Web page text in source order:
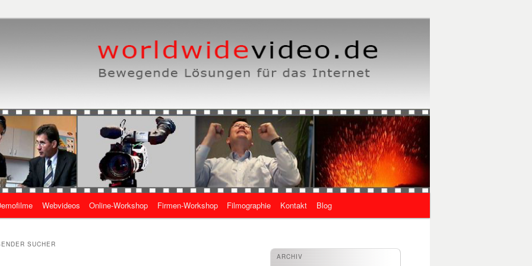
Videos
Webvideos Online-Workshop Firmen-Workshop Filmographie Kontakt Blog
SUCHER
ARCHIV